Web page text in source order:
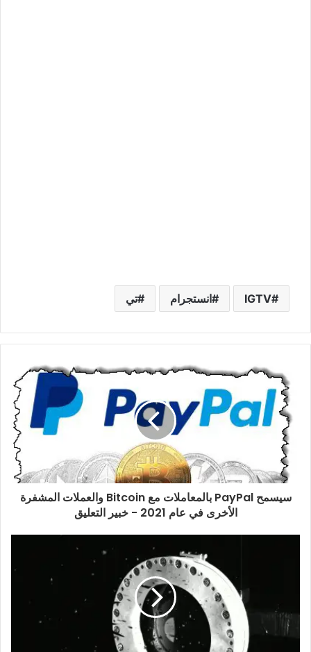
IGTV انستجرام تي
سيسمح PayPal بالمعاملات مع Bitcoin والعملات المشفرة
الأخرى في عام 2021 - خبير التعليق